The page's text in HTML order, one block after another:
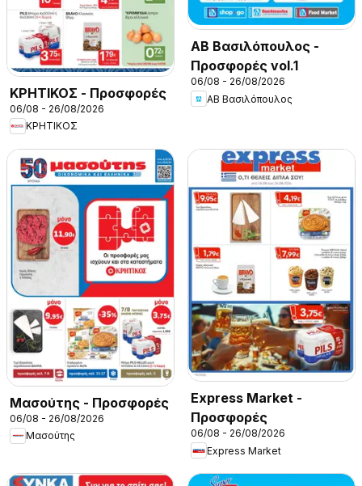
ΚΡΗΤΙΚΟΣ - Προσφορές
06/08 - 26/08/2026
ΚΡΗΤΙΚΟΣ
ΑΒ Βασιλόπουλος -
Προσφορές vol.1
06/08 - 26/08/2026
ΑΒ Βασιλόπουλος
Μασούτης - Προσφορές
06/08 - 26/08/2026
Μασούτης
Express Market -
Προσφορές
06/08 - 26/08/2026
Express Market